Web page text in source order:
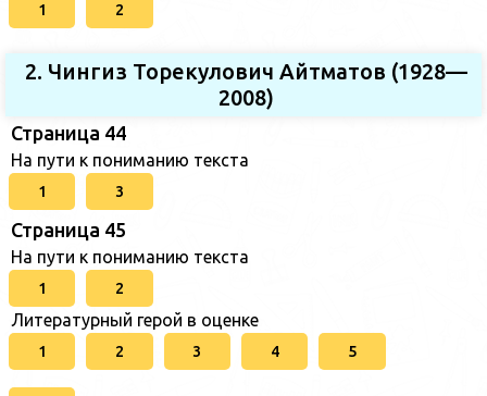
1 2
2. Чингиз Торекулович Айтматов (1928—
2008)
Страница 44
На пути к пониманию текста
1 3
Страница 45
На пути к пониманию текста
1 2
Литературный герой в оценке
1 2 3 4 5